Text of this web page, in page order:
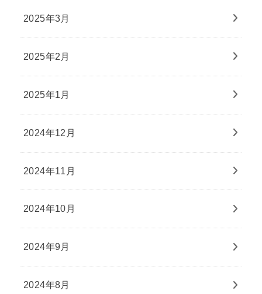
2025年3月
2025年2月
2025年1月
2024年12月
2024年11月
2024年10月
2024年9月
2024年8月